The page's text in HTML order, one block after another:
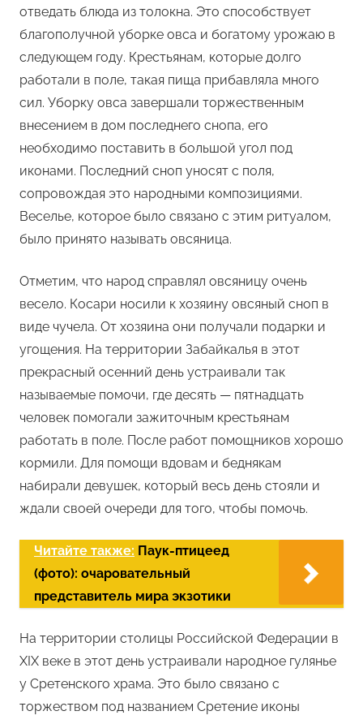
отведать блюда из толокна. Это способствует
благополучной уборке овса и богатому урожаю в
следующем году. Крестьянам, которые долго
работали в поле, такая пища прибавляла много
сил. Уборку овса завершали торжественным
внесением в дом последнего снопа, его
необходимо поставить в большой угол под
иконами. Последний сноп уносят с поля,
сопровождая это народными композициями.
Веселье, которое было связано с этим ритуалом,
было принято называть овсяница.
Отметим, что народ справлял овсяницу очень
весело. Косари носили к хозяину овсяный сноп в
виде чучела. От хозяина они получали подарки и
угощения. На территории Забайкалья в этот
прекрасный осенний день устраивали так
называемые помочи, где десять — пятнадцать
человек помогали зажиточным крестьянам
работать в поле. После работ помощников хорошо
кормили. Для помощи вдовам и беднякам
набирали девушек, который весь день стояли и
ждали своей очереди для того, чтобы помочь.
Читайте также: Паук-птицеед
(фото): очаровательный
представитель мира экзотики
На территории столицы Российской Федерации в
XIX веке в этот день устраивали народное гулянье
у Сретенского храма. Это было связано с
торжеством под названием Сретение иконы